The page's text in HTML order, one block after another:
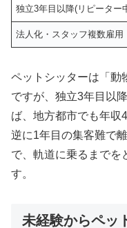
独立3年目以降(リピーター
法人化・スタッフ複数雇用
ペットシッターは「動
ですが、独立3年目以
ば、地方都市でも年収
逆に1年目の集客難で
で、軌道に乗るまでを
す。
未経験からペッ